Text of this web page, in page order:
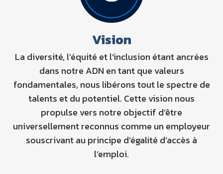
Vision
La diversité, l’équité et l’inclusion étant ancrées
dans notre ADN en tant que valeurs
fondamentales, nous libérons tout le spectre de
talents et du potentiel. Cette vision nous
propulse vers notre objectif d’être
universellement reconnus comme un employeur
souscrivant au principe d’égalité d’accès à
l’emploi.